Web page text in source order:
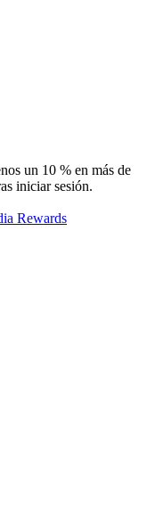
un 10 % en más de
iniciar sesión.
Rewards